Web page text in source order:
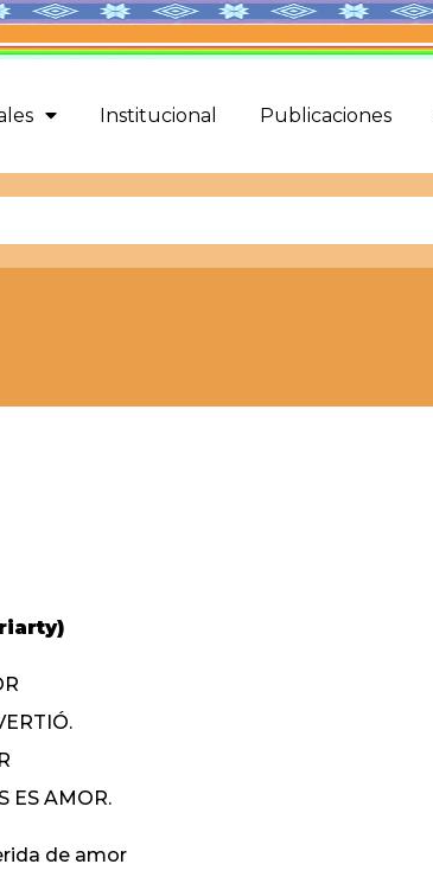
Institucional Publicaciones
ES AMOR.
de amor